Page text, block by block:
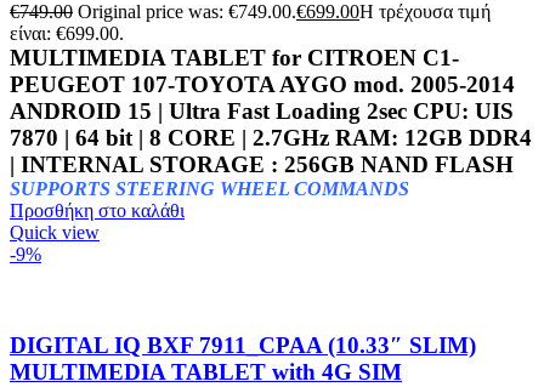
€749.00 Original price was: €749.00.€699.00Η τρέχουσα τιμή
είναι: €699.00.
MULTIMEDIA TABLET for CITROEN C1-
PEUGEOT 107-TOYOTA AYGO mod. 2005-2014
ANDROID 15 | Ultra Fast Loading 2sec CPU: UIS
7870 | 64 bit | 8 CORE | 2.7GHz RAM: 12GB DDR4
| INTERNAL STORAGE : 256GB NAND FLASH
SUPPORTS STEERING WHEEL COMMANDS
Προσθήκη στο καλάθι
Quick view
-9%
DIGITAL IQ BXF 7911_CPAA (10.33″ SLIM)
MULTIMEDIA TABLET with 4G SIM